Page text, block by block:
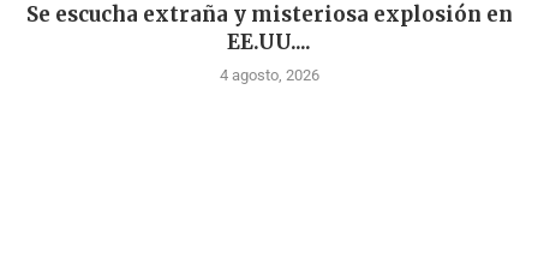
Se escucha extraña y misteriosa explosión en
EE.UU....
4 agosto, 2026